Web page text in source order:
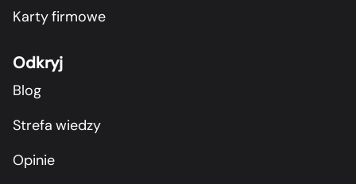
Karty firmowe
Odkryj
Blog
Strefa wiedzy
Opinie